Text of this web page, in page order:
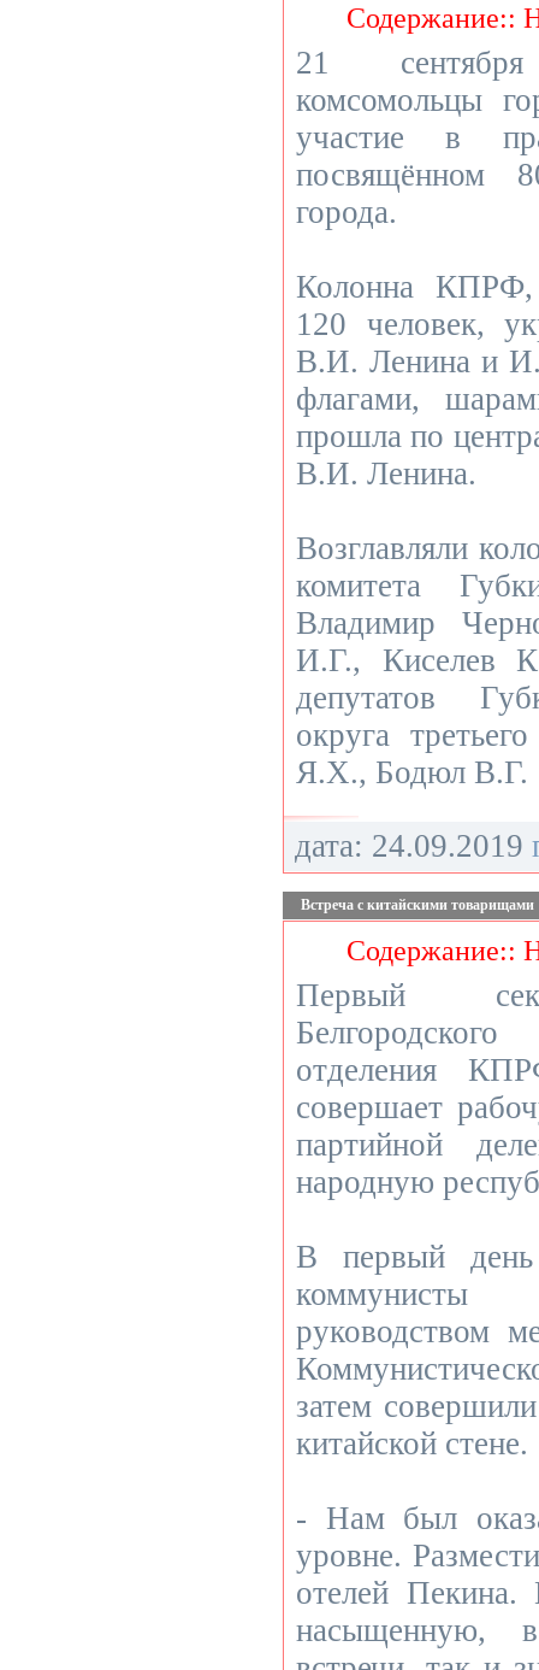
Содержание::
21
комсомольцы
участие в
посвящённом
города.
Колонна КПРФ,
120 человек,
В.И. Ленина и
флагами,
прошла по
В.И. Ленина.
Возглавляли
комитета
Владимир
И.Г., Киселев
депутатов
округа
Я.Х., Бодюл В.Г.
дата: 24.09.2019
Встреча с китайскими товарищами
Содержание::
Первый
отделения
совершает
партийной
народную
В первый день
руководством
затем
китайской стене.
- Нам был
уровне.
отелей Пекина.
насыщенную,